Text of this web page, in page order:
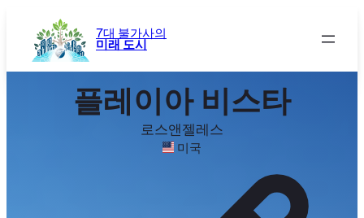
7대 불가사의
미래 도시
플레이아 비스타
로스앤젤레스
미국